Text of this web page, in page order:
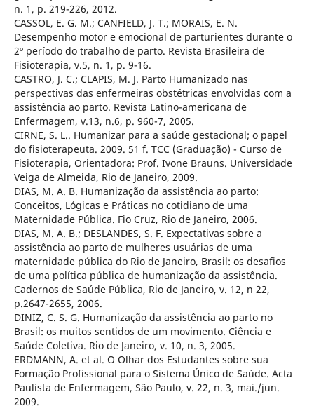
n. 1, p. 219-226, 2012.
CASSOL, E. G. M.; CANFIELD, J. T.; MORAIS, E. N.
Desempenho motor e emocional de parturientes durante o
2º período do trabalho de parto. Revista Brasileira de
Fisioterapia, v.5, n. 1, p. 9-16.
CASTRO, J. C.; CLAPIS, M. J. Parto Humanizado nas
perspectivas das enfermeiras obstétricas envolvidas com a
assistência ao parto. Revista Latino-americana de
Enfermagem, v.13, n.6, p. 960-7, 2005.
CIRNE, S. L.. Humanizar para a saúde gestacional; o papel
do fisioterapeuta. 2009. 51 f. TCC (Graduação) - Curso de
Fisioterapia, Orientadora: Prof. Ivone Brauns. Universidade
Veiga de Almeida, Rio de Janeiro, 2009.
DIAS, M. A. B. Humanização da assistência ao parto:
Conceitos, Lógicas e Práticas no cotidiano de uma
Maternidade Pública. Fio Cruz, Rio de Janeiro, 2006.
DIAS, M. A. B.; DESLANDES, S. F. Expectativas sobre a
assistência ao parto de mulheres usuárias de uma
maternidade pública do Rio de Janeiro, Brasil: os desafios
de uma política pública de humanização da assistência.
Cadernos de Saúde Pública, Rio de Janeiro, v. 12, n 22,
p.2647-2655, 2006.
DINIZ, C. S. G. Humanização da assistência ao parto no
Brasil: os muitos sentidos de um movimento. Ciência e
Saúde Coletiva. Rio de Janeiro, v. 10, n. 3, 2005.
ERDMANN, A. et al. O Olhar dos Estudantes sobre sua
Formação Profissional para o Sistema Único de Saúde. Acta
Paulista de Enfermagem, São Paulo, v. 22, n. 3, mai./jun.
2009.